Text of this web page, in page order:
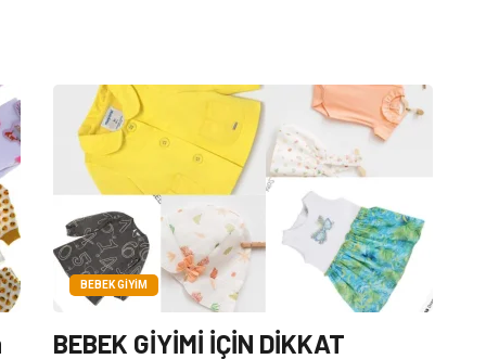
BEBEK GIYIM
BEBEK GİYİMİ İÇİN DİKKAT